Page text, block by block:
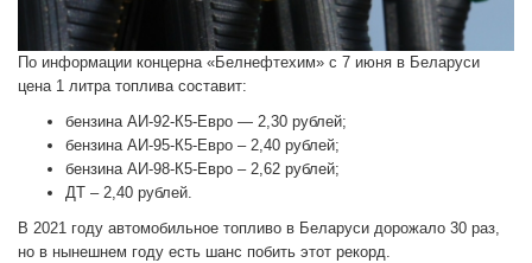
По информации концерна «Белнефтехим» с 7 июня в Беларуси
цена 1 литра топлива составит:
бензина АИ-92-К5-Евро — 2,30 рублей;
бензина АИ-95-К5-Евро – 2,40 рублей;
бензина АИ-98-К5-Евро – 2,62 рублей;
ДТ – 2,40 рублей.
В 2021 году автомобильное топливо в Беларуси дорожало 30 раз,
но в нынешнем году есть шанс побить этот рекорд.